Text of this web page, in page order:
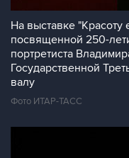
На выставке "Красоту
посвященной 250-
портретиста
Государственной
валу
Фото ИТАР-ТАСС